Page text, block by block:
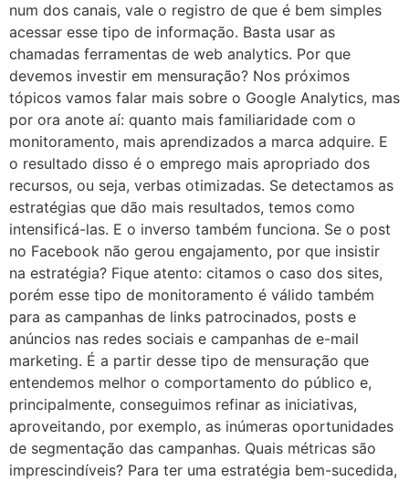
num dos canais, vale o registro de que é bem simples
acessar esse tipo de informação. Basta usar as
chamadas ferramentas de web analytics. Por que
devemos investir em mensuração? Nos próximos
tópicos vamos falar mais sobre o Google Analytics, mas
por ora anote aí: quanto mais familiaridade com o
monitoramento, mais aprendizados a marca adquire. E
o resultado disso é o emprego mais apropriado dos
recursos, ou seja, verbas otimizadas. Se detectamos as
estratégias que dão mais resultados, temos como
intensificá-las. E o inverso também funciona. Se o post
no Facebook não gerou engajamento, por que insistir
na estratégia? Fique atento: citamos o caso dos sites,
porém esse tipo de monitoramento é válido também
para as campanhas de links patrocinados, posts e
anúncios nas redes sociais e campanhas de e-mail
marketing. É a partir desse tipo de mensuração que
entendemos melhor o comportamento do público e,
principalmente, conseguimos refinar as iniciativas,
aproveitando, por exemplo, as inúmeras oportunidades
de segmentação das campanhas. Quais métricas são
imprescindíveis? Para ter uma estratégia bem-sucedida,